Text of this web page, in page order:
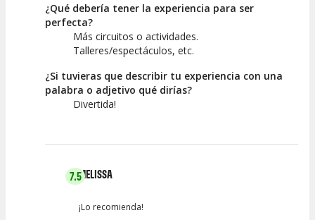
¿Qué debería tener la experiencia para ser
perfecta?
Más circuitos o actividades.
Talleres/espectáculos, etc.
¿Si tuvieras que describir tu experiencia con una
palabra o adjetivo qué dirías?
Divertida!
7.5MELISSA
¡Lo recomienda!